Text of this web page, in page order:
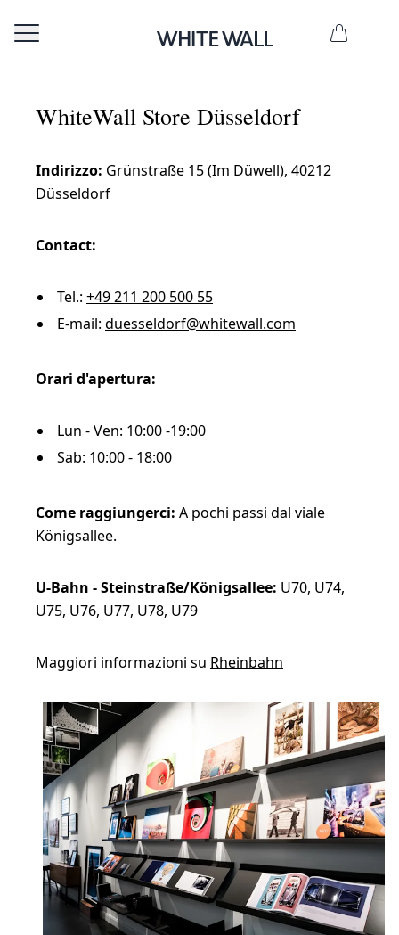
WhiteWall Store Düsseldorf
Indirizzo: Grünstraße 15 (Im Düwell), 40212
Düsseldorf
Contact:
Tel.: +49 211 200 500 55
E-mail: duesseldorf@whitewall.com
Orari d'apertura:
Lun - Ven: 10:00 -19:00
Sab: 10:00 - 18:00
Come raggiungerci: A pochi passi dal viale
Königsallee.
U-Bahn - Steinstraße/Königsallee: U70, U74,
U75, U76, U77, U78, U79
Maggiori informazioni su Rheinbahn